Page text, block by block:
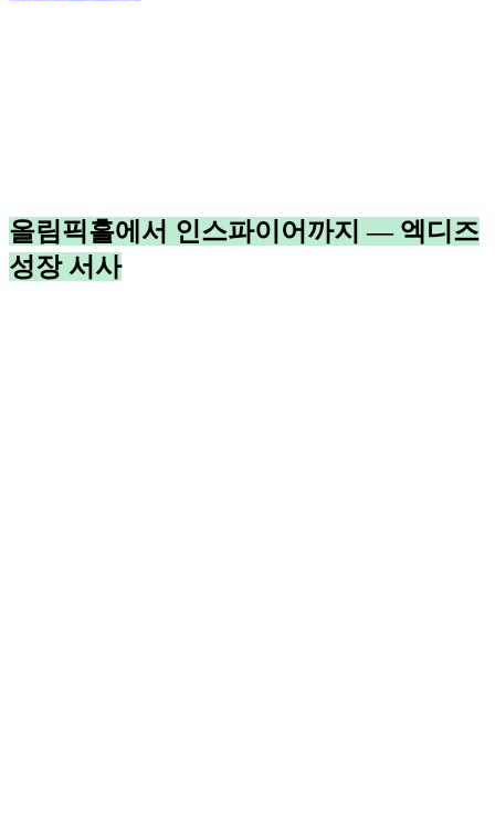
올림픽홀에서 인스파이어까지 — 엑디즈
성장 서사